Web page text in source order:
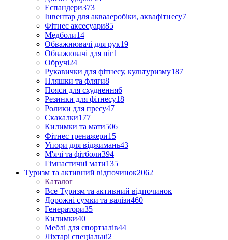
Еспандери373
Інвентар для аквааеробіки, аквафітнесу7
Фітнес аксесуари85
Медболи14
Обважнювачі для рук19
Обважювачі для ніг1
Обручі24
Рукавички для фітнесу, культуризму187
Пляшки та фляги8
Пояси для схуднення6
Резинки для фітнесу18
Ролики для пресу47
Скакалки177
Килимки та мати506
Фітнес тренажери15
Упори для віджимань43
М'ячі та фітболи394
Гімнастичні мати135
Туризм та активний відпочинок2062
Каталог
Все Туризм та активний відпочинок
Дорожні сумки та валізи460
Генератори35
Килимки40
Меблі для спортзалів44
Ліхтарі спеціальні2